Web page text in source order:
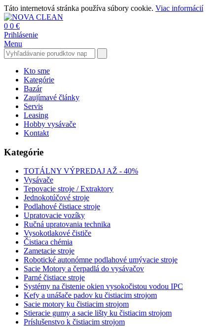
Táto internetová stránka používa súbory cookie. Viac informácií
0 0 €
Prihlásenie
Menu
Kto sme
Kategórie
Bazár
Zaujímavé články
Servis
Leasing
Hobby vysávače
Kontakt
Kategórie
TOTÁLNY VÝPREDAJ AŽ - 40%
Vysávače
Tepovacie stroje / Extraktory
Jednokotúčové stroje
Podlahové čistiace stroje
Upratovacie vozíky
Ručná upratovania technika
Vysokotlakové čističe
Čistiaca chémia
Zametacie stroje
Robotické autonómne podlahové umývacie stroje
Sacie Motory a čerpadlá do vysávačov
Parné čistiace stroje
Systémy na čistenie okien vysokočistou vodou IPC
Kefy a unášače padov ku čistiacim strojom
Sacie motory ku čistiacim strojom
Stieracie gumy a sacie lišty ku čistiacim strojom
Príslušenstvo k čistiacim strojom